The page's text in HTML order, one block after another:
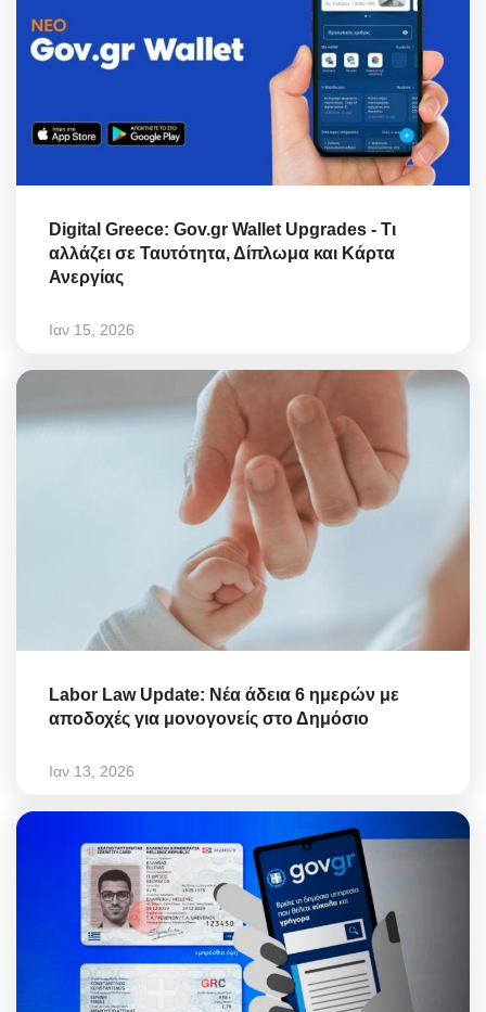
Digital Greece: Gov.gr Wallet Upgrades - Τι
αλλάζει σε Ταυτότητα, Δίπλωμα και Κάρτα
Ανεργίας
Ιαν 15, 2026
Labor Law Update: Νέα άδεια 6 ημερών με
αποδοχές για μονογονείς στο Δημόσιο
Ιαν 13, 2026